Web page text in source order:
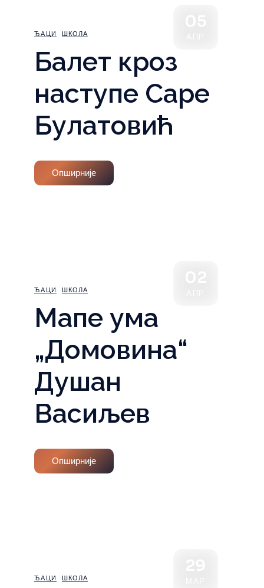
ЂАЦИ ШКОЛА
Балет кроз
наступе Саре
Булатовић
Опширније
ЂАЦИ ШКОЛА
Мапе ума
„Домовина“
Душан
Васиљев
Опширније
ЂАЦИ ШКОЛА